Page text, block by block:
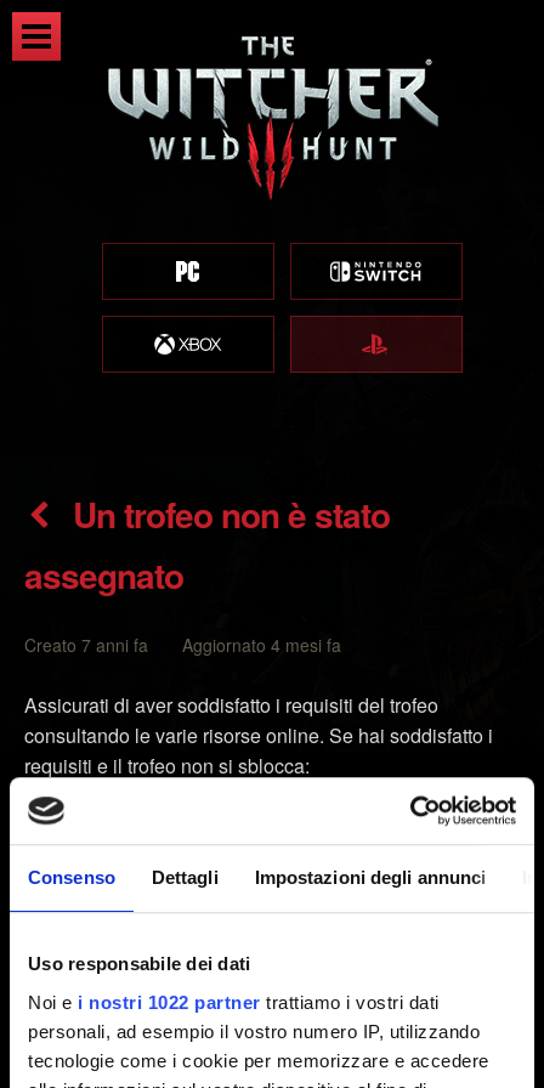
Consenso Dettagli Impostazioni degli annunci
Uso responsabile dei dati
Noi e i nostri 1022 partner trattiamo i vostri dati
personali, ad esempio il vostro numero IP, utilizzando
tecnologie come i cookie per memorizzare e accedere
Un trofeo non è stato
assegnato
Creato 7 anni fa Aggiornato 4 mesi fa
Assicurati di aver soddisfatto i requisiti del trofeo
consultando le varie risorse online. Se hai soddisfatto i
requisiti e il trofeo non si sblocca:
Prova a svuotare la cache:
1. Spegni il sistema PlayStation® (non entrare in
modalità riposo).
di lampeggiare, scollega il cavo di alimentazione dal
retro.
3. Attendi almeno 30 secondi.
4. Ricollega il cavo di alimentazione al sistema